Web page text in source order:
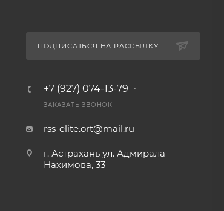
ПОДПИСАТЬСЯ НА РАССЫЛКУ
+7 (927) 074-13-79
ЗАКАЗАТЬ ЗВОНОК
rss-elite.ort@mail.ru
г. Астрахань ул. Адмирала
Нахимова, 33